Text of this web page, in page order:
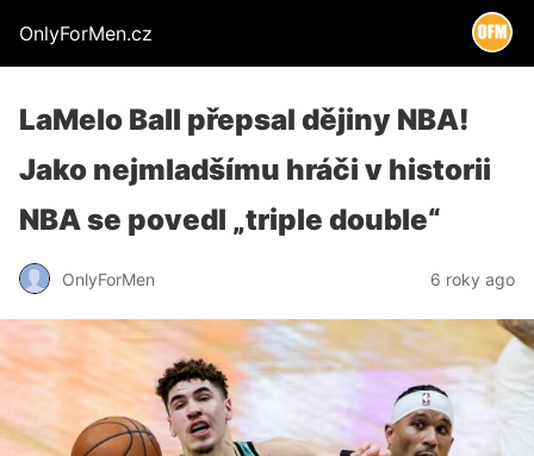
OnlyForMen.cz
LaMelo Ball přepsal dějiny NBA!
Jako nejmladšímu hráči v historii
NBA se povedl „triple double“
OnlyForMen 6 roky ago